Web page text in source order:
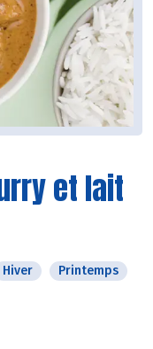
et lait
Hiver Printemps